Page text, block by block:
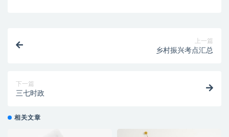
上一篇
乡村振兴考点汇总
下一篇
三七时政
相关文章